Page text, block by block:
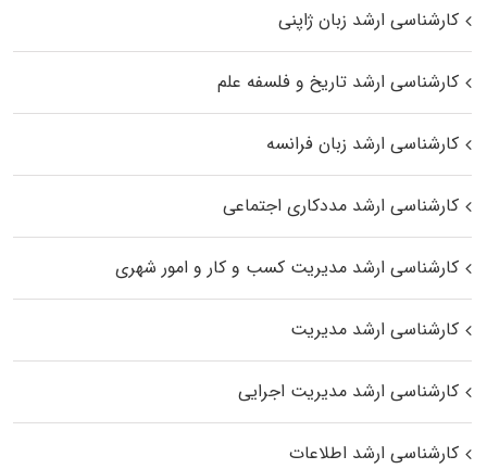
کارشناسی ارشد زبان ژاپنی
کارشناسی ارشد تاریخ و فلسفه علم
کارشناسی ارشد زبان فرانسه
کارشناسی ارشد مددکاری اجتماعی
کارشناسی ارشد مدیریت کسب و کار و امور شهری
کارشناسی ارشد مدیریت
کارشناسی ارشد مدیریت اجرایی
کارشناسی ارشد اطلاعات